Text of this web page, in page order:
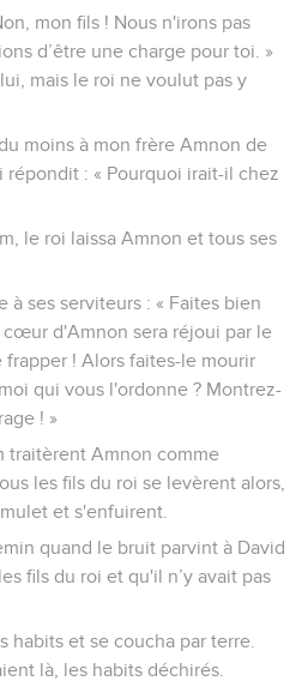
mon fils ! Nous n'irons pas
d’être une charge pour toi. »
mais le roi ne voulut pas y
moins à mon frère Amnon de
répondit : « Pourquoi irait-il chez
le roi laissa Amnon et tous ses
à ses serviteurs : « Faites bien
d'Amnon sera réjoui par le
! Alors faites-le mourir
qui vous l'ordonne ? Montrez-
! »
traitèrent Amnon comme
les fils du roi se levèrent alors,
et s'enfuirent.
quand le bruit parvint à David
fils du roi et qu'il n’y avait pas
habits et se coucha par terre.
là, les habits déchirés.